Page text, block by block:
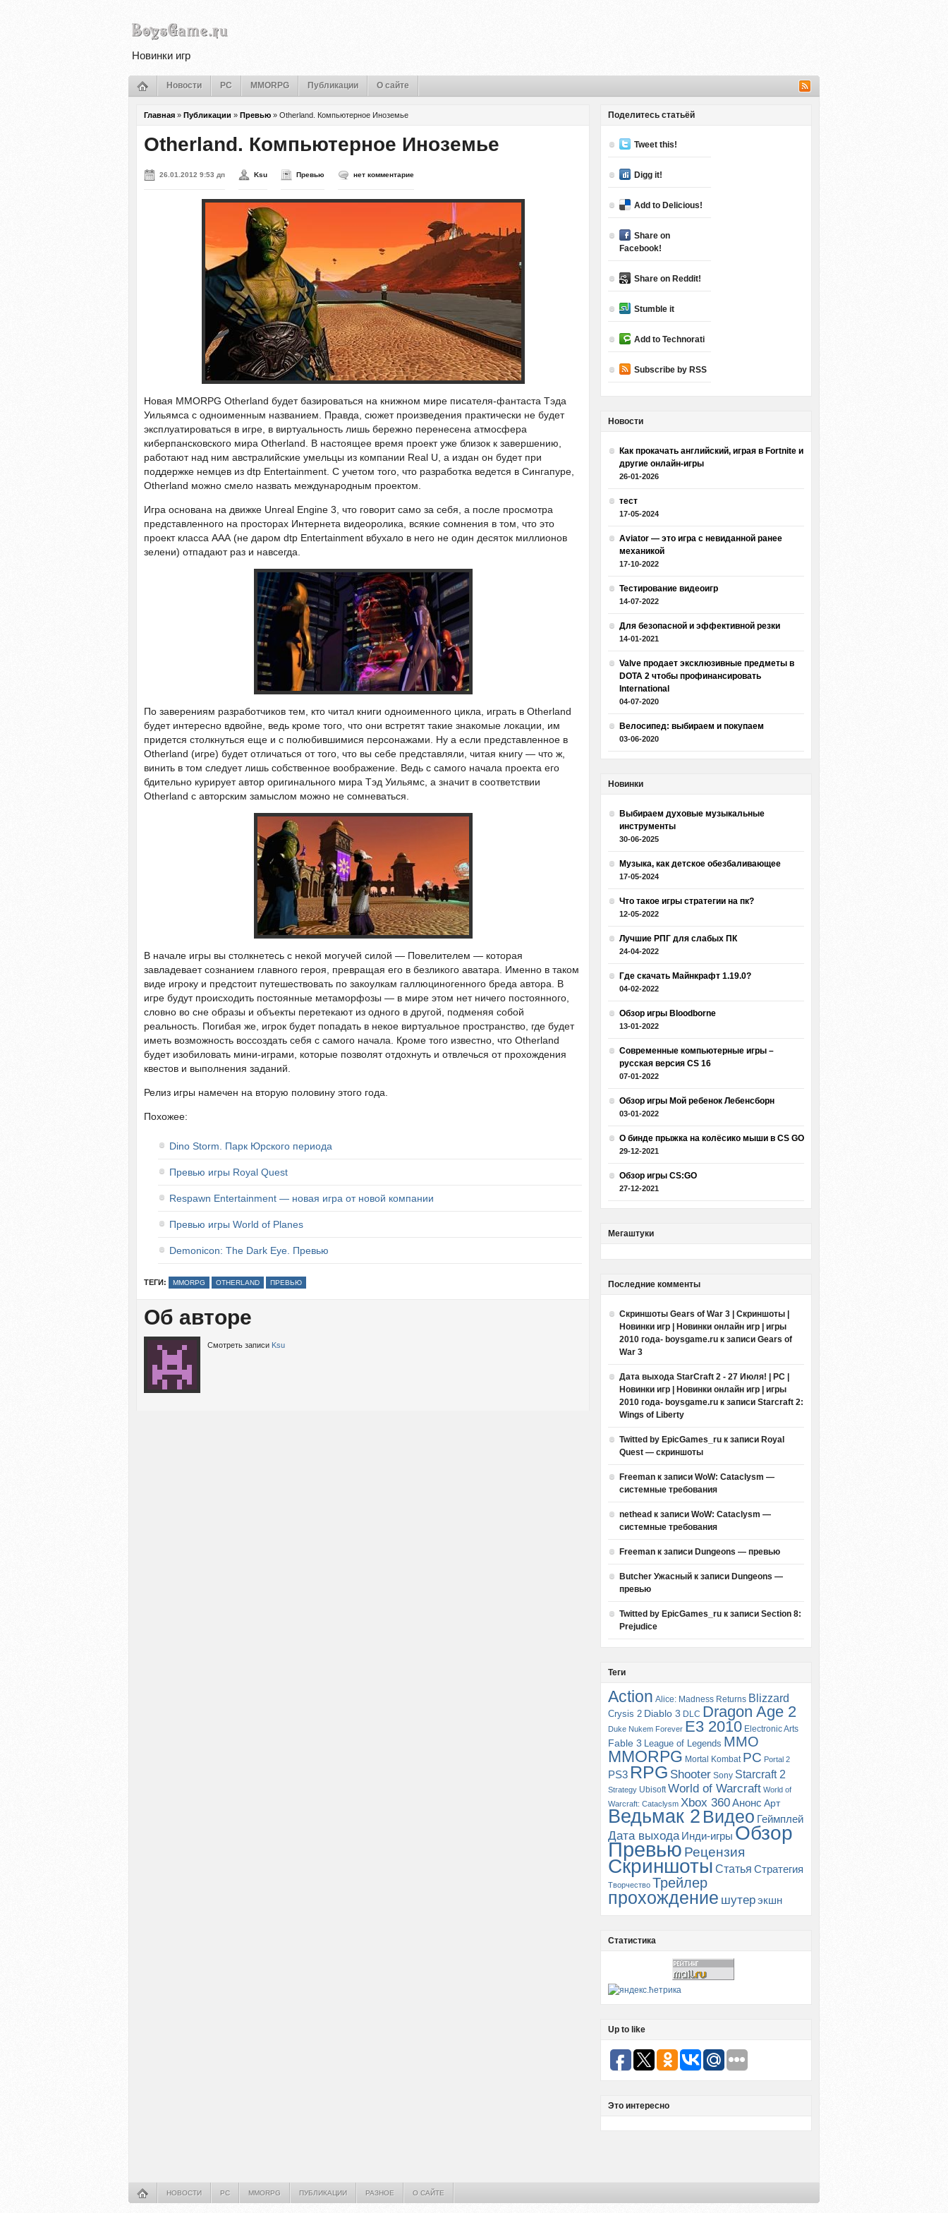
Новинки игр
Новости PC MMORPG Публикации О сайте
Главная » Публикации » Превью » Otherland. Компьютерное Иноземье
Otherland. Компьютерное Иноземье
26.01.2012 9:53 дп Ksu Превью нет комментарие
Новая MMORPG Otherland будет базироваться на книжном мире писателя-фантаста Тэда
Уильямса с одноименным названием. Правда, сюжет произведения практически не будет
эксплуатироваться в игре, в виртуальность лишь бережно перенесена атмосфера
киберпансковского мира Otherland. В настоящее время проект уже близок к завершению,
работают над ним австралийские умельцы из компании Real U, а издан он будет при
поддержке немцев из dtp Entertainment. С учетом того, что разработка ведется в Сингапуре,
Otherland можно смело назвать международным проектом.
Игра основана на движке Unreal Engine 3, что говорит само за себя, а после просмотра
представленного на просторах Интернета видеоролика, всякие сомнения в том, что это
проект класса ААА (не даром dtp Entertainment вбухало в него не один десяток миллионов
зелени) отпадают раз и навсегда.
По заверениям разработчиков тем, кто читал книги одноименного цикла, играть в Otherland
будет интересно вдвойне, ведь кроме того, что они встретят такие знакомые локации, им
придется столкнуться еще и с полюбившимися персонажами. Ну а если представленное в
Otherland (игре) будет отличаться от того, что вы себе представляли, читая книгу — что ж,
винить в том следует лишь собственное воображение. Ведь с самого начала проекта его
бдительно курирует автор оригинального мира Тэд Уильямс, а значит в соответствии
Otherland с авторским замыслом можно не сомневаться.
В начале игры вы столкнетесь с некой могучей силой — Повелителем — которая
завладевает сознанием главного героя, превращая его в безликого аватара. Именно в таком
виде игроку и предстоит путешествовать по закоулкам галлюциногенного бреда автора. В
игре будут происходить постоянные метаморфозы — в мире этом нет ничего постоянного,
словно во сне образы и объекты перетекают из одного в другой, подменяя собой
реальность. Погибая же, игрок будет попадать в некое виртуальное пространство, где будет
иметь возможность воссоздать себя с самого начала. Кроме того известно, что Otherland
будет изобиловать мини-играми, которые позволят отдохнуть и отвлечься от прохождения
квестов и выполнения заданий.
Релиз игры намечен на вторую половину этого года.
Похожее:
Dino Storm. Парк Юрского периода
Превью игры Royal Quest
Respawn Entertainment — новая игра от новой компании
Превью игры World of Planes
Demonicon: The Dark Eye. Превью
ТЕГИ: MMORPG OTHERLAND ПРЕВЬЮ
Об авторе
Смотреть записи Ksu
Поделитесь статьёй
Tweet this!
Digg it!
Add to Delicious!
Share on
Facebook!
Share on Reddit!
Stumble it
Add to Technorati
Subscribe by RSS
Новости
Как прокачать английский, играя в Fortnite и
другие онлайн-игры
26-01-2026
тест
17-05-2024
Aviator — это игра с невиданной ранее
механикой
17-10-2022
Тестирование видеоигр
14-07-2022
Для безопасной и эффективной резки
14-01-2021
Valve продает эксклюзивные предметы в
DOTA 2 чтобы профинансировать
International
04-07-2020
Велосипед: выбираем и покупаем
03-06-2020
Новинки
Выбираем духовые музыкальные
инструменты
30-06-2025
Музыка, как детское обезбаливающее
17-05-2024
Что такое игры стратегии на пк?
12-05-2022
Лучшие РПГ для слабых ПК
24-04-2022
Где скачать Майнкрафт 1.19.0?
04-02-2022
Обзор игры Bloodborne
13-01-2022
Современные компьютерные игры –
русская версия CS 16
07-01-2022
Обзор игры Мой ребенок Лебенсборн
03-01-2022
О бинде прыжка на колёсико мыши в CS GO
29-12-2021
Обзор игры CS:GO
27-12-2021
Мегаштуки
Последние комменты
Скриншоты Gears of War 3 | Скриншоты |
Новинки игр | Новинки онлайн игр | игры
2010 года- boysgame.ru к записи Gears of
War 3
Дата выхода StarCraft 2 - 27 Июля! | PC |
Новинки игр | Новинки онлайн игр | игры
2010 года- boysgame.ru к записи Starcraft 2:
Wings of Liberty
Twitted by EpicGames_ru к записи Royal
Quest — скриншоты
Freeman к записи WoW: Cataclysm —
системные требования
nethead к записи WoW: Cataclysm —
системные требования
Freeman к записи Dungeons — превью
Butcher Ужасный к записи Dungeons —
превью
Twitted by EpicGames_ru к записи Section 8:
Prejudice
Теги
Action Alice: Madness Returns Blizzard
Crysis 2 Diablo 3 DLC Dragon Age 2
Duke Nukem Forever E3 2010 Electronic Arts
Fable 3 League of Legends MMO
MMORPG Mortal Kombat PC Portal 2
PS3 RPG Shooter Sony Starcraft 2
Strategy Ubisoft World of Warcraft World of
Warcraft: Cataclysm Xbox 360Анонс Арт
Ведьмак 2 Видео Геймплей
Дата выхода Инди-игры Обзор
Превью Рецензия
Скриншоты Статья Стратегия
Творчество Трейлер
прохождение шутерэкшн
Статистика
Up to like
Это интересно
НОВОСТИ PC MMORPG ПУБЛИКАЦИИ РАЗНОЕ О САЙТЕ